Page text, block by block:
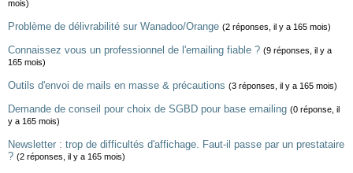
mois)
Problème de délivrabilité sur Wanadoo/Orange (2 réponses, il y a 165 mois)
Connaissez vous un professionnel de l'emailing fiable ? (9 réponses, il y a
165 mois)
Outils d'envoi de mails en masse & précautions (3 réponses, il y a 165 mois)
Demande de conseil pour choix de SGBD pour base emailing (0 réponse, il
y a 165 mois)
Newsletter : trop de difficultés d'affichage. Faut-il passe par un prestataire
? (2 réponses, il y a 165 mois)